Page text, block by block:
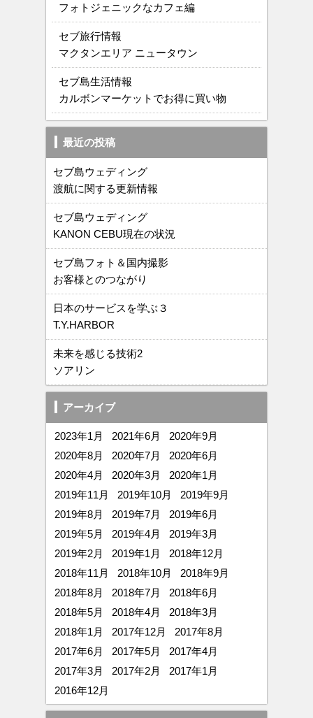
フォトジェニックなカフェ編
セブ旅行情報
マクタンエリア ニュータウン
セブ島生活情報
カルボンマーケットでお得に買い物
最近の投稿
セブ島ウェディング
渡航に関する更新情報
セブ島ウェディング
KANON CEBU現在の状況
セブ島フォト＆国内撮影
お客様とのつながり
日本のサービスを学ぶ３
T.Y.HARBOR
未来を感じる技術2
ソアリン
アーカイブ
2023年1月 2021年6月
2020年9月
2020年8月
2020年7月
2020年6月
2020年4月
2020年3月
2020年1月
2019年11月
2019年10月
2019年9月
2019年8月
2019年7月
2019年6月
2019年5月
2019年4月
2019年3月
2019年2月
2019年1月
2018年12月
2018年11月
2018年10月
2018年9月
2018年8月
2018年7月
2018年6月
2018年5月
2018年4月
2018年3月
2018年1月
2017年12月
2017年8月
2017年6月
2017年5月
2017年4月
2017年3月
2017年2月
2017年1月
2016年12月